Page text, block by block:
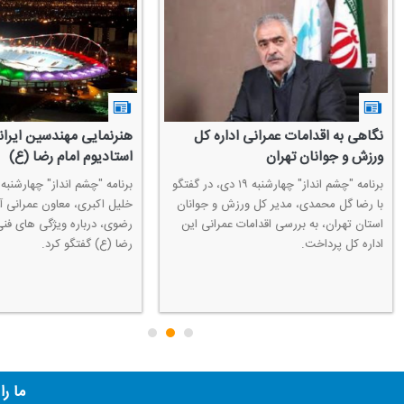
استادیوم مدرن امام رضا (ع)
با مهندس خلیل اكبری، معاون عمرانی آستان
مقدس رضوی، به بررسی ویژگی های مختلف
استادیوم امام رضا (ع) اختصاص داشت.
فرآیند قانونی احداث
و نگهداری اماكن ورزشی،
قانونی شروع یك پروژه
داشت.
ما